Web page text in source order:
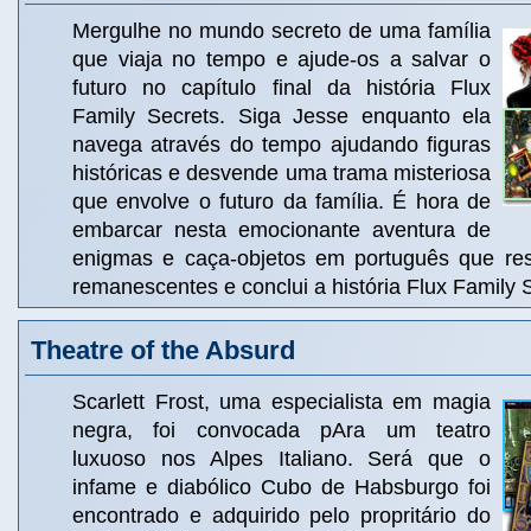
Mergulhe no mundo secreto de uma família
que viaja no tempo e ajude-os a salvar o
futuro no capítulo final da história Flux
Family Secrets. Siga Jesse enquanto ela
navega através do tempo ajudando figuras
históricas e desvende uma trama misteriosa
que envolve o futuro da família. É hora de
embarcar nesta emocionante aventura de
enigmas e caça-objetos em português que
remanescentes e conclui a história Flux Family
Theatre of the Absurd
Scarlett Frost, uma especialista em magia
negra, foi convocada pAra um teatro
luxuoso nos Alpes Italiano. Será que o
infame e diabólico Cubo de Habsburgo foi
encontrado e adquirido pelo propritário do